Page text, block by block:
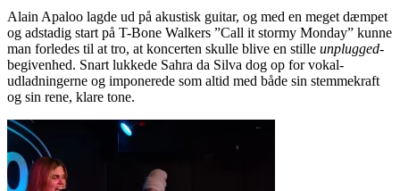
Alain Apaloo lagde ud på akustisk guitar, og med en meget dæmpet
og adstadig start på T-Bone Walkers ”Call it stormy Monday” kunne
man forledes til at tro, at koncerten skulle blive en stille unplugged-
begivenhed. Snart lukkede Sahra da Silva dog op for vokal-
udladningerne og imponerede som altid med både sin stemmekraft
og sin rene, klare tone.